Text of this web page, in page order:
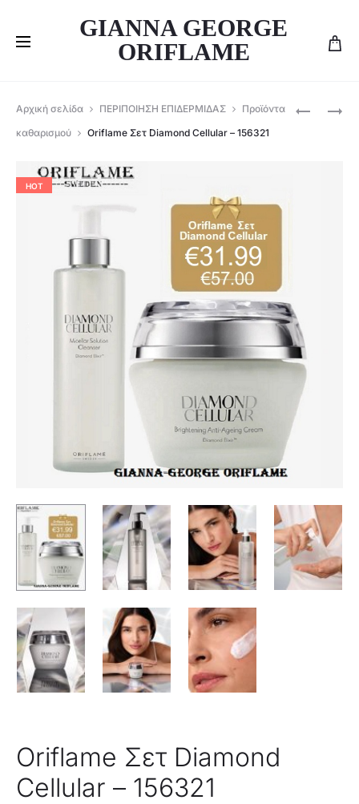
GIANNA GEORGE
ORIFLAME
ORIFLAME
Αρχική σελίδα ΠΕΡΙΠΟΙΗΣΗ ΕΠΙΔΕΡΜΙΔΑΣ
Προϊόντα
καθαρισμού
Oriflame Σετ Diamond Cellular – 156321
HOT
Oriflame Σετ Diamond
Cellular – 156321